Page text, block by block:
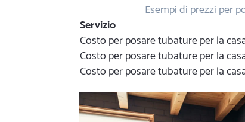
Esempi di prezzi per
Servizio
Costo per posare tubature per la
Costo per posare tubature per la
Costo per posare tubature per la